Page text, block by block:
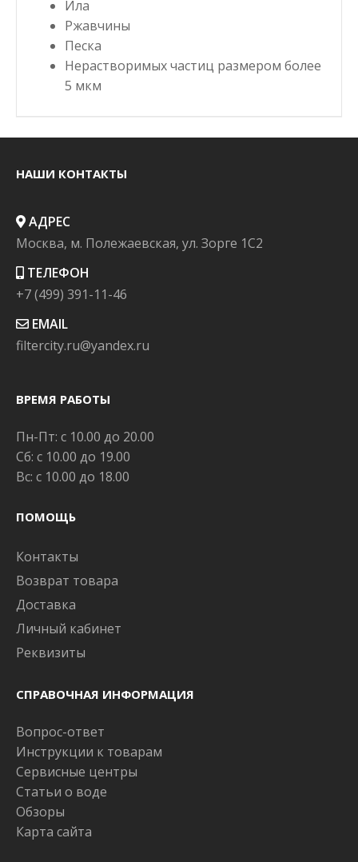
Ила
Ржавчины
Песка
Нерастворимых частиц размером более
5 мкм
НАШИ КОНТАКТЫ
АДРЕС
Москва, м. Полежаевская, ул. Зорге 1C2
ТЕЛЕФОН
+7 (499) 391-11-46
EMAIL
filtercity.ru@yandex.ru
ВРЕМЯ РАБОТЫ
Пн-Пт: с 10.00 до 20.00
Сб: с 10.00 до 19.00
Вс: с 10.00 до 18.00
ПОМОЩЬ
Контакты
Возврат товара
Доставка
Личный кабинет
Реквизиты
СПРАВОЧНАЯ ИНФОРМАЦИЯ
Вопрос-ответ
Инструкции к товарам
Сервисные центры
Статьи о воде
Обзоры
Карта сайта